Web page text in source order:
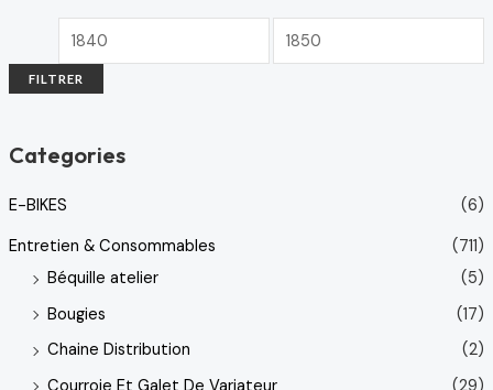
FILTRER
Categories
E-BIKES
(6)
Entretien & Consommables
(711)
Béquille atelier
(5)
Bougies
(17)
Chaine Distribution
(2)